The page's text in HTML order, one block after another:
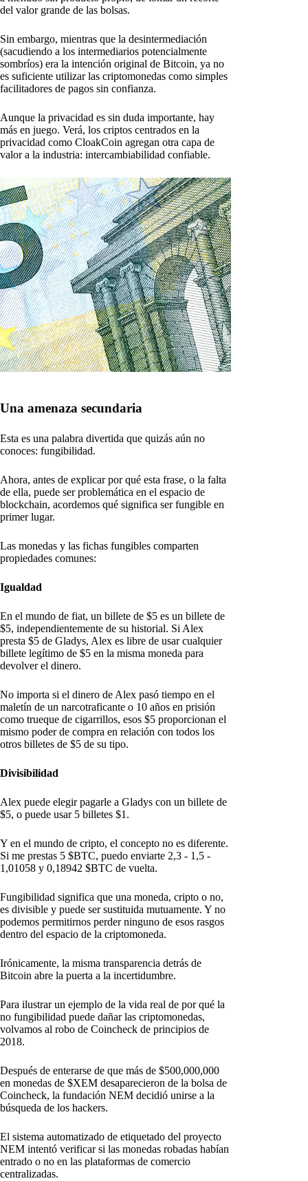
del valor grande de las bolsas.
Sin embargo, mientras que la desintermediación
(sacudiendo a los intermediarios potencialmente
sombríos) era la intención original de Bitcoin, ya no
es suficiente utilizar las criptomonedas como simples
facilitadores de pagos sin confianza.
Aunque la privacidad es sin duda importante, hay
más en juego. Verá, los criptos centrados en la
privacidad como CloakCoin agregan otra capa de
valor a la industria: intercambiabilidad confiable.
Una amenaza secundaria
Esta es una palabra divertida que quizás aún no
conoces: fungibilidad.
Ahora, antes de explicar por qué esta frase, o la falta
de ella, puede ser problemática en el espacio de
blockchain, acordemos qué significa ser fungible en
primer lugar.
Las monedas y las fichas fungibles comparten
propiedades comunes:
Igualdad
En el mundo de fiat, un billete de $5 es un billete de
$5, independientemente de su historial. Si Alex
presta $5 de Gladys, Alex es libre de usar cualquier
billete legítimo de $5 en la misma moneda para
devolver el dinero.
No importa si el dinero de Alex pasó tiempo en el
maletín de un narcotraficante o 10 años en prisión
como trueque de cigarrillos, esos $5 proporcionan el
mismo poder de compra en relación con todos los
otros billetes de $5 de su tipo.
Divisibilidad
Alex puede elegir pagarle a Gladys con un billete de
$5, o puede usar 5 billetes $1.
Y en el mundo de cripto, el concepto no es diferente.
Si me prestas 5 $BTC, puedo enviarte 2,3 - 1,5 -
1,01058 y 0,18942 $BTC de vuelta.
Fungibilidad significa que una moneda, cripto o no,
es divisible y puede ser sustituida mutuamente. Y no
podemos permitirnos perder ninguno de esos rasgos
dentro del espacio de la criptomoneda.
Irónicamente, la misma transparencia detrás de
Bitcoin abre la puerta a la incertidumbre.
Para ilustrar un ejemplo de la vida real de por qué la
no fungibilidad puede dañar las criptomonedas,
volvamos al robo de Coincheck de principios de
2018.
Después de enterarse de que más de $500,000,000
en monedas de $XEM desaparecieron de la bolsa de
Coincheck, la fundación NEM decidió unirse a la
búsqueda de los hackers.
El sistema automatizado de etiquetado del proyecto
NEM intentó verificar si las monedas robadas habían
entrado o no en las plataformas de comercio
centralizadas.